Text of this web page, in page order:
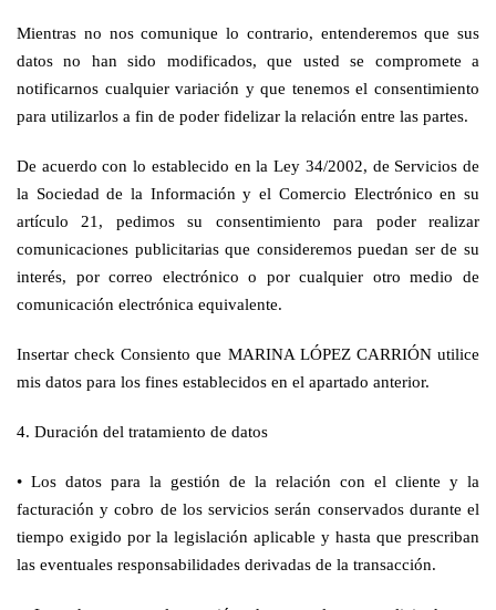
Mientras no nos comunique lo contrario, entenderemos que sus
datos no han sido modificados, que usted se compromete a
notificarnos cualquier variación y que tenemos el consentimiento
para utilizarlos a fin de poder fidelizar la relación entre las partes.
De acuerdo con lo establecido en la Ley 34/2002, de Servicios de
la Sociedad de la Información y el Comercio Electrónico en su
artículo 21, pedimos su consentimiento para poder realizar
comunicaciones publicitarias que consideremos puedan ser de su
interés, por correo electrónico o por cualquier otro medio de
comunicación electrónica equivalente.
Insertar check Consiento que MARINA LÓPEZ CARRIÓN utilice
mis datos para los fines establecidos en el apartado anterior.
4. Duración del tratamiento de datos
• Los datos para la gestión de la relación con el cliente y la
facturación y cobro de los servicios serán conservados durante el
tiempo exigido por la legislación aplicable y hasta que prescriban
las eventuales responsabilidades derivadas de la transacción.